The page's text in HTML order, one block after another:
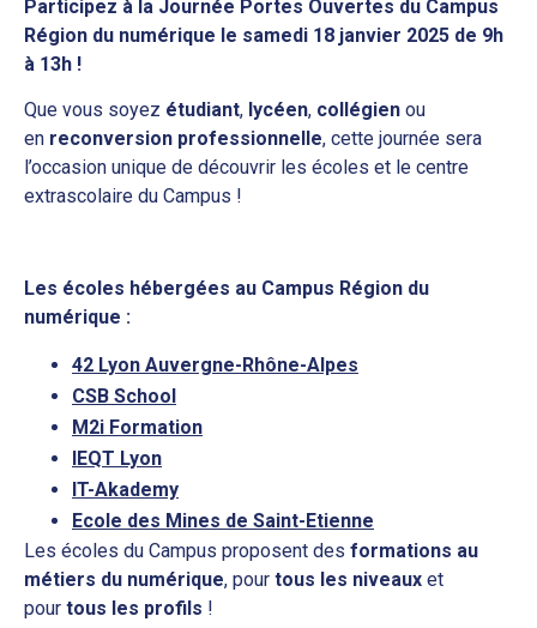
Participez à la Journée Portes Ouvertes du Campus
Région du numérique le samedi 18 janvier 2025 de 9h
à 13h !
Que vous soyez étudiant, lycéen, collégien ou
en reconversion professionnelle, cette journée sera
l’occasion unique de découvrir les écoles et le centre
extrascolaire du Campus !
Les écoles hébergées au Campus Région du
numérique :
42 Lyon Auvergne-Rhône-Alpes
CSB School
M2i Formation
IEQT Lyon
IT-Akademy
Ecole des Mines de Saint-Etienne
Les écoles du Campus proposent des formations au
métiers du numérique, pour tous les niveaux et
pour tous les profils !